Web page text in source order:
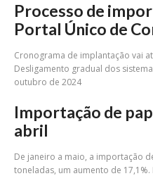
Processo de
Portal Único de
Cronograma de implantação vai
Desligamento gradual dos
outubro de 2024
Importação de
abril
De janeiro a maio, a importação
toneladas, um aumento de